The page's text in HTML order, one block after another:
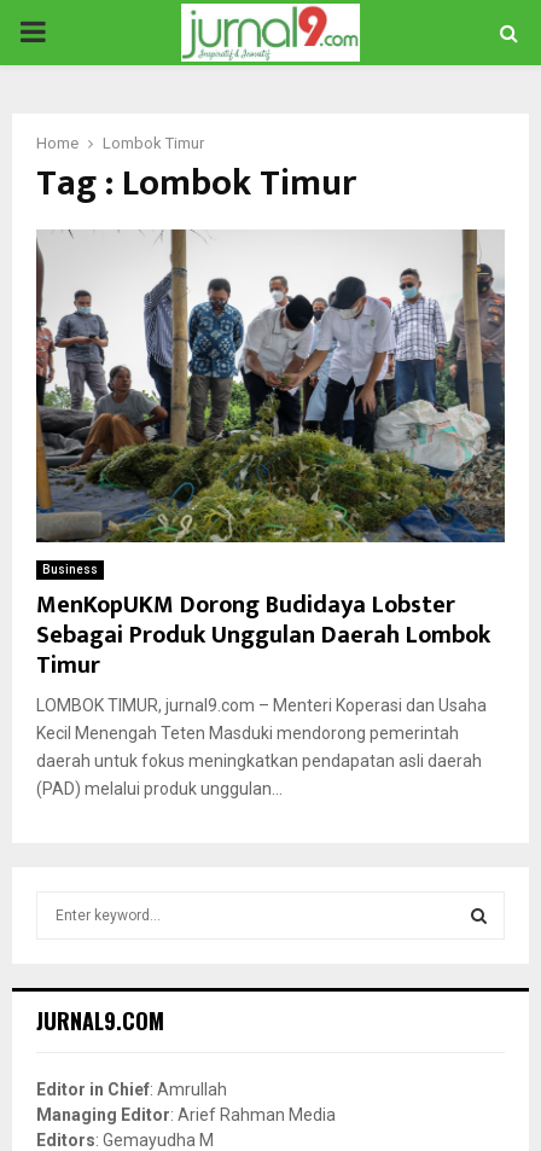
PRIMARY
Home Lombok Timur
Tag : Lombok Timur
Business
MenKopUKM Dorong Budidaya Lobster
Sebagai Produk Unggulan Daerah Lombok
Timur
LOMBOK TIMUR, jurnal9.com – Menteri Koperasi dan Usaha
Kecil Menengah Teten Masduki mendorong pemerintah
daerah untuk fokus meningkatkan pendapatan asli daerah
(PAD) melalui produk unggulan...
h
o
r
:
JURNAL9.COM
Editor in Chief: Amrullah
Managing Editor: Arief Rahman Media
Editors: Gemayudha M